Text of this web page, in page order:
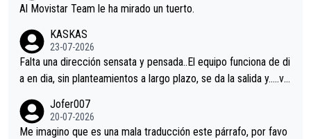
Al Movistar Team le ha mirado un tuerto.
KASKAS
23-07-2026
Falta una dirección sensata y pensada..El equipo funciona de di
a en dia, sin planteamientos a largo plazo, se da la salida y…..ve
Minguez, Velez etc etc.Me da pena vivir estos momentos tan
tristes sin victorias.
Jofer007
20-07-2026
Me imagino que es una mala traducción este párrafo, por favo